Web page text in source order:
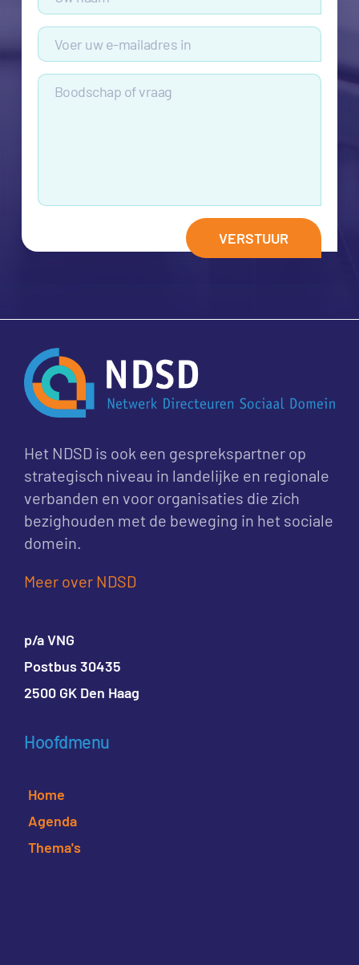
VERSTUUR
Het NDSD is ook een gesprekspartner op
strategisch niveau in landelijke en regionale
verbanden en voor organisaties die zich
bezighouden met de beweging in het sociale
domein.
Meer over NDSD
Hoofdmenu
Home
Agenda
Thema's
p/a VNG
Postbus 30435
2500 GK Den Haag